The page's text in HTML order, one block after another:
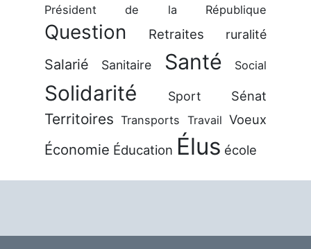
Président de la République
Question Retraites ruralité
Salarié Sanitaire Santé Social
Solidarité Sport Sénat
Territoires Transports Travail Voeux
Économie Éducation Élus école